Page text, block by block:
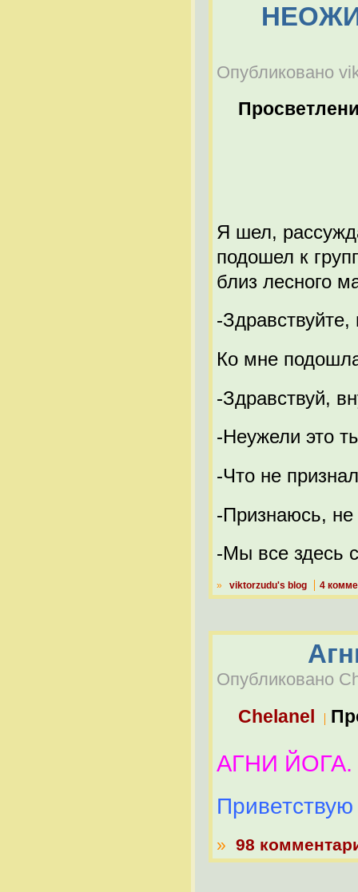
Опубликовано
Я шел,
подошел к
близ лесного
-
Ко мне
-Здравствуй,
-Неужели это
-Что не
-Признаюсь, не
-Мы все здесь
» viktorzudu's blog 4
Опубликовано
Chelanel
АГНИ
Приветствую
» 98